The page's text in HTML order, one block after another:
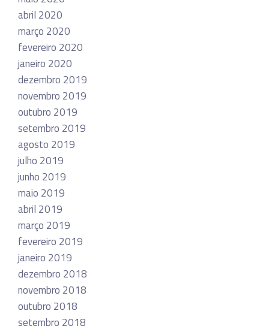
abril 2020
março 2020
fevereiro 2020
janeiro 2020
dezembro 2019
novembro 2019
outubro 2019
setembro 2019
agosto 2019
julho 2019
junho 2019
maio 2019
abril 2019
março 2019
fevereiro 2019
janeiro 2019
dezembro 2018
novembro 2018
outubro 2018
setembro 2018